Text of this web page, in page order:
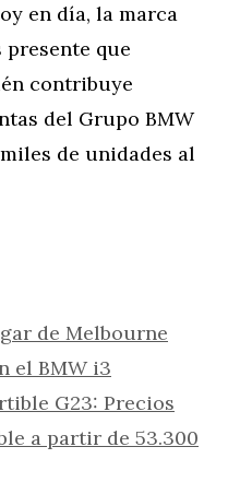
en día, la marca
presente que
contribuye
del Grupo BMW
de unidades al
de Melbourne
el BMW i3
G23: Precios
a partir de 53.300